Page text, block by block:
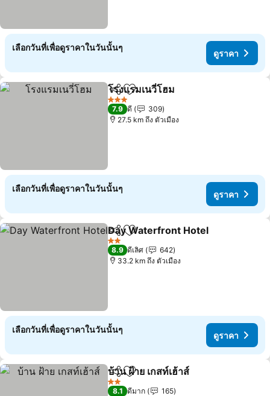
เลือกวันที่เพื่อดูราคาในวันนั้นๆ
ดูราคา
แชร์ เพิ่มในรายการโปรด
โรงแรมเนวี่โฮม
3 ดาว
7.9 ดี
309
27.5 km ถึง ตัวเมือง
เลือกวันที่เพื่อดูราคาในวันนั้นๆ
ดูราคา
แชร์ เพิ่มในรายการโปรด
Day Waterfront Hotel
2 ดาว
8.9 ดีเลิศ
642
33.2 km ถึง ตัวเมือง
เลือกวันที่เพื่อดูราคาในวันนั้นๆ
ดูราคา
แชร์ เพิ่มในรายการโปรด
บ้าน ฝ้าย เกสท์เฮ้าส์
2 ดาว
8.1 ดีมาก
165